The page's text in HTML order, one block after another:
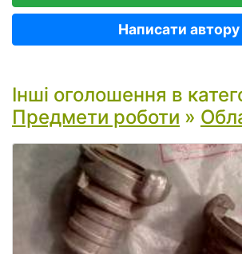
Написати автору
Інші оголошення в
Предмети роботи »